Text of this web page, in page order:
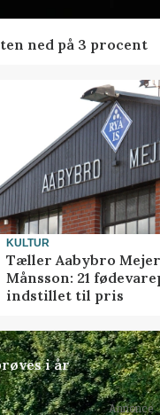
ned på 3 procent
KULTUR
Tæller Aabybro
Månsson: 21
indstillet til pris
i år
Annonce